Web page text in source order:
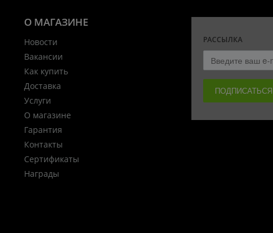
О МАГАЗИНЕ
Новости
Вакансии
Как купить
Доставка
Услуги
О магазине
Гарантия
Контакты
Сертификаты
Награды
РАССЫЛКА
ПОДПИСАТЬСЯ